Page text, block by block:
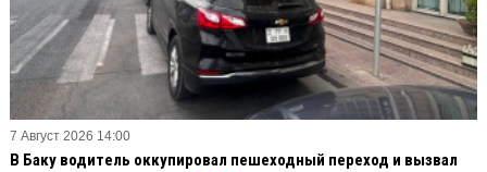
7 Август 2026 14:00
В Баку водитель оккупировал пешеходный переход и вызвал